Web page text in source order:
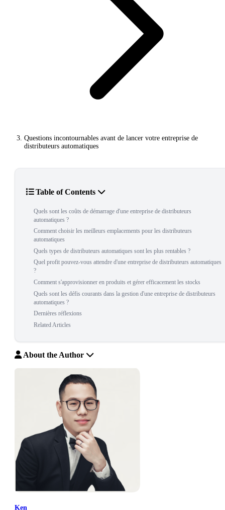
Questions incontournables avant de lancer votre entreprise de
distributeurs automatiques
Table of Contents
Quels sont les coûts de démarrage d'une entreprise de distributeurs
automatiques ?
Comment choisir les meilleurs emplacements pour les distributeurs
automatiques
Quels types de distributeurs automatiques sont les plus rentables ?
Quel profit pouvez-vous attendre d'une entreprise de distributeurs automatiques
?
Comment s'approvisionner en produits et gérer efficacement les stocks
Quels sont les défis courants dans la gestion d'une entreprise de distributeurs
automatiques ?
Dernières réflexions
Related Articles
About the Author
Ken